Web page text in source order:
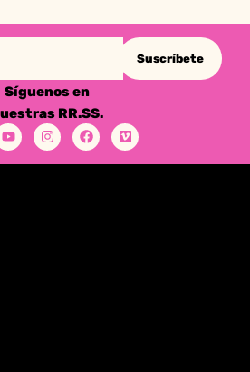
Suscríbete
Síguenos en
RR.SS.